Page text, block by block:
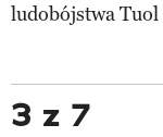
ludobójstwa Tuol
3 z 7